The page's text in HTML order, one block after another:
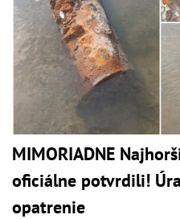
MIMORIADNE
oficiálne potvrdili!
opatrenie